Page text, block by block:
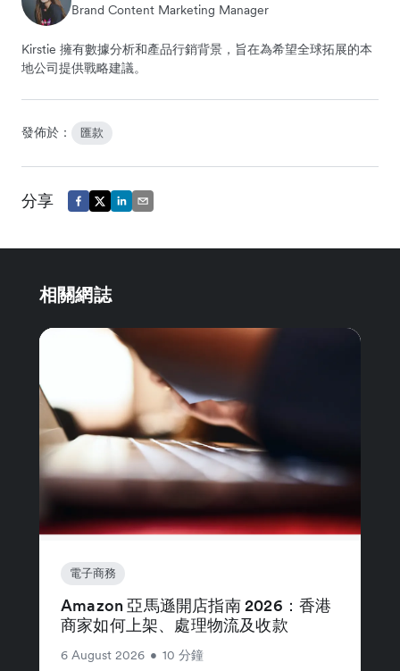
Brand Content Marketing Manager
Kirstie 擁有數據分析和產品行銷背景，旨在為希望全球拓展的本
地公司提供戰略建議。
發佈於： 匯款
分享
相關網誌
電子商務
Amazon 亞馬遜開店指南 2026：香港
商家如何上架、處理物流及收款
6 August 2026 • 10 分鐘